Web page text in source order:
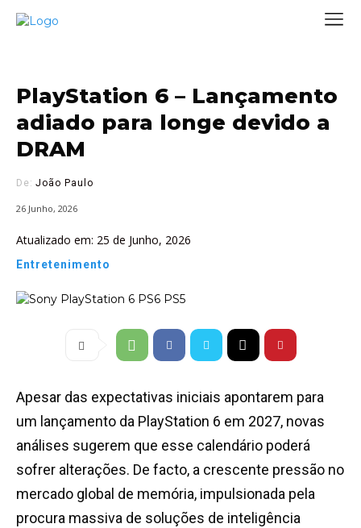
PlayStation 6 – Lançamento
adiado para longe devido a
DRAM
De: João Paulo
26 Junho, 2026
Atualizado em: 25 de Junho, 2026
Entretenimento
Apesar das expectativas iniciais apontarem para
um lançamento da PlayStation 6 em 2027, novas
análises sugerem que esse calendário poderá
sofrer alterações. De facto, a crescente pressão no
mercado global de memória, impulsionada pela
procura massiva de soluções de inteligência